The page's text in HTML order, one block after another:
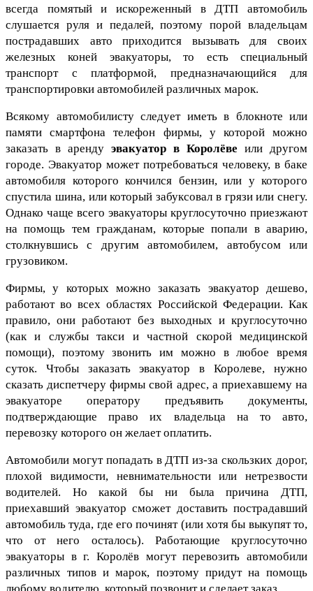
всегда помятый и искореженный в ДТП автомобиль
слушается руля и педалей, поэтому порой владельцам
пострадавших авто приходится вызывать для своих
железных коней эвакуаторы, то есть специальный
транспорт с платформой, предназначающийся для
транспортировки автомобилей различных марок.
Всякому автомобилисту следует иметь в блокноте или
памяти смартфона телефон фирмы, у которой можно
заказать в аренду эвакуатор в Королёве или другом
городе. Эвакуатор может потребоваться человеку, в баке
автомобиля которого кончился бензин, или у которого
спустила шина, или который забуксовал в грязи или снегу.
Однако чаще всего эвакуаторы круглосуточно приезжают
на помощь тем гражданам, которые попали в аварию,
столкнувшись с другим автомобилем, автобусом или
грузовиком.
Фирмы, у которых можно заказать эвакуатор дешево,
работают во всех областях Российской Федерации. Как
правило, они работают без выходных и круглосуточно
(как и службы такси и частной скорой медицинской
помощи), поэтому звонить им можно в любое время
суток. Чтобы заказать эвакуатор в Королеве, нужно
сказать диспетчеру фирмы свой адрес, а приехавшему на
эвакуаторе оператору предъявить документы,
подтверждающие право их владельца на то авто,
перевозку которого он желает оплатить.
Автомобили могут попадать в ДТП из-за скользких дорог,
плохой видимости, невнимательности или нетрезвости
водителей. Но какой бы ни была причина ДТП,
приехавший эвакуатор сможет доставить пострадавший
автомобиль туда, где его починят (или хотя бы выкупят то,
что от него осталось). Работающие круглосуточно
эвакуаторы в г. Королёв могут перевозить автомобили
различных типов и марок, поэтому придут на помощь